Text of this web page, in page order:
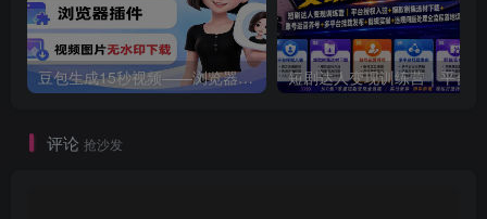
豆包生成15秒视频——浏览器插件：豆包/Dola 视频图片无水印下载 + 解锁15秒视频生成
评论 抢沙发